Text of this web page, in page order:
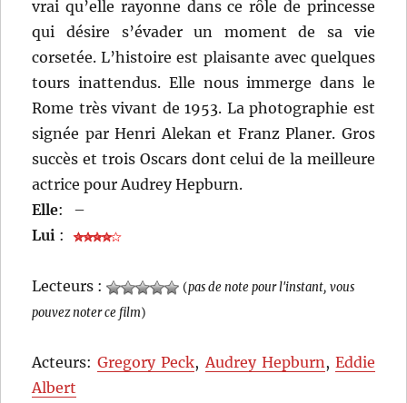
vrai qu’elle rayonne dans ce rôle de princesse
qui désire s’évader un moment de sa vie
corsetée. L’histoire est plaisante avec quelques
tours inattendus. Elle nous immerge dans le
Rome très vivant de 1953. La photographie est
signée par Henri Alekan et Franz Planer. Gros
succès et trois Oscars dont celui de la meilleure
actrice pour Audrey Hepburn.
Elle:
–
Lui :
Lecteurs : (pas de note pour l'instant, vous
pouvez noter ce film)
Acteurs:Gregory Peck,Audrey Hepburn, Eddie
Albert